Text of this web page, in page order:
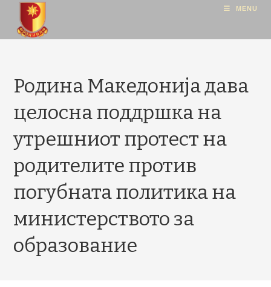
MENU
Родина Македонија дава
целосна поддршка на
утрешниот протест на
родителите против
погубната политика на
министерството за
образование